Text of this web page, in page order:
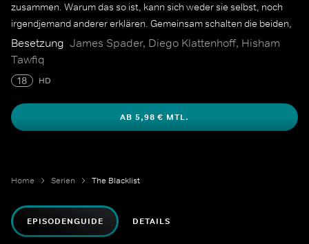
zusammen. Warum das so ist, kann sich weder sie selbst, noch
irgendjemand anderer erklären. Gemeinsam schalten die beiden,
der persönlichen "Blacklist" Reds entsprechend, einen Terroristen
nach dem anderen aus.
Besetzung James Spader, Diego Klattenhoff, Hisham
Tawfiq
18 HD
AB 5,98 € MTL.
Home Serien The Blacklist
EPISODENGUIDE DETAILS